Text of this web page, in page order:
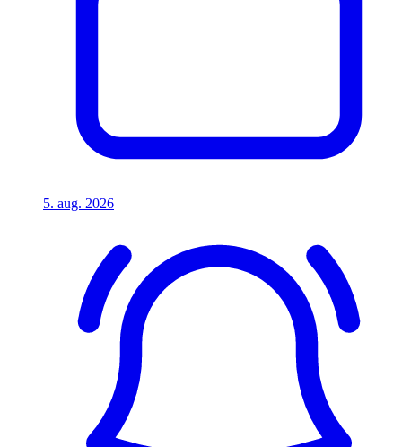
5. aug. 2026